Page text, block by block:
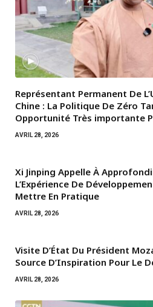
Représentant Permanent De
Chine : La Politique De Zéro
Opportunité Très importante
AVRIL 28, 2026
Xi Jinping Appelle À
L’Expérience De
Mettre En Pratique
AVRIL 28, 2026
Visite D’État Du Président
Source D’Inspiration Pour Le
AVRIL 28, 2026